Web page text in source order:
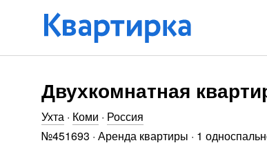
Двухкомнатная
Ухта · Коми · Россия
№451693 · Аренда квартиры · 1